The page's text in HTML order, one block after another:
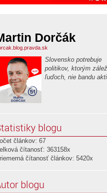
Dorčák
Slovensko potrebuje
politikov, ktorým
ľuďoch, nie bandu
blogu
článkov: 67
čítanosť: 363158x
čítanosť článkov: 5420x
blogu